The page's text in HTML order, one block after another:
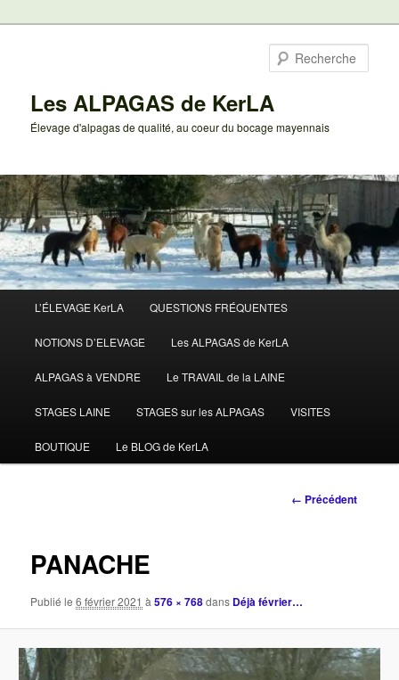
Les ALPAGAS de KerLA
Élevage d'alpagas de qualité, au coeur du bocage mayennais
principal
L’ÉLEVAGE KerLA QUESTIONS FRÉQUENTES
NOTIONS D’ELEVAGE Les ALPAGAS de KerLA
ALPAGAS à VENDRE Le TRAVAIL de la LAINE
STAGES LAINE STAGES sur les ALPAGAS VISITES
BOUTIQUE Le BLOG de KerLA
Navigation
← Précédent
PANACHE
Publié le6 février 2021 à576 × 768dans Déjà février…